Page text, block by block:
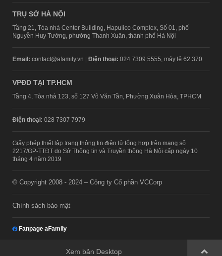
TRỤ SỞ HÀ NỘI
Tầng 21, Tòa nhà Center Building, Hapulico Complex, Số 01, phố
Nguyễn Huy Tưởng, phường Thanh Xuân, thành phố Hà Nội
Email: contact@afamily.vn | Điện thoại: 024 7309 5555, máy lẻ 62.370
VPĐD TẠI TP.HCM
Tầng 4, Tòa nhà 123, số 127 Võ Văn Tần, Phường Xuân Hòa, TPHCM
Điện thoại: 028 7307 7979
Giấy phép thiết lập trang thông tin điện tử tổng hợp trên mạng số
2217/GP-TTĐT do Sở Thông tin và Truyền thông Hà Nội cấp ngày 10
tháng 4 năm 2019
© Copyright 2008 - 2024 – Công ty Cổ phần VCCorp
Chính sách bảo mật
Fanpage aFamily
Xem bản Desktop